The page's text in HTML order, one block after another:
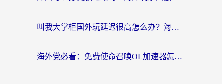
叫我大掌柜国外玩延迟很高怎么办？海外党亲测的国服游戏加速全攻略
海外党必看：免费使命召唤OL加速器怎么选？3个国服游戏加速痛点一次性解决